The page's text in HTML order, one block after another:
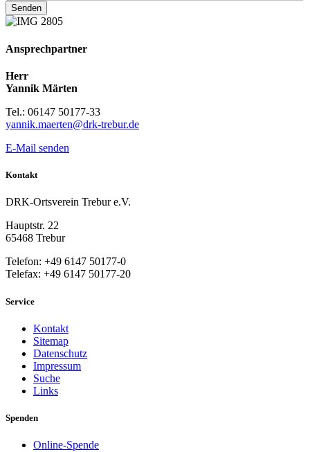
Senden
Ansprechpartner
Herr
Yannik Märten
Tel.: 06147 50177-33
yannik.maerten@drk-trebur.de
E-Mail senden
Kontakt
DRK-Ortsverein Trebur e.V.
Hauptstr. 22
65468 Trebur
Telefon: +49 6147 50177-0
Telefax: +49 6147 50177-20
Service
Kontakt
Sitemap
Datenschutz
Impressum
Suche
Links
Spenden
Online-Spende